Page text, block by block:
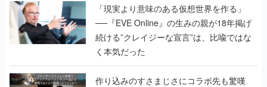
「現実より意味のある仮想世界を作る」
──『EVE Online』の生みの親が18年掲げ
続ける”クレイジーな宣言”は、比喩ではな
く本気だった
作り込みのすさまじさにコラボ先も驚嘆